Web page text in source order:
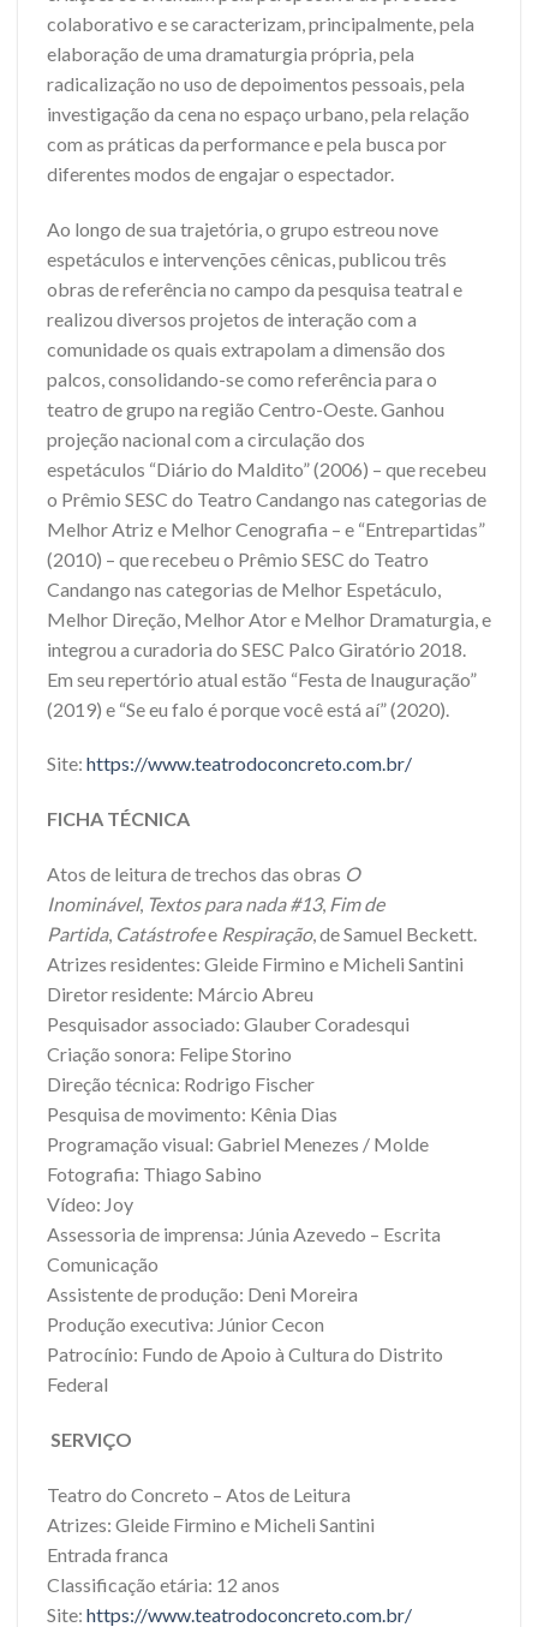
colaborativo e se caracterizam, principalmente, pela
elaboração de uma dramaturgia própria, pela
radicalização no uso de depoimentos pessoais, pela
investigação da cena no espaço urbano, pela relação
com as práticas da performance e pela busca por
diferentes modos de engajar o espectador.
Ao longo de sua trajetória, o grupo estreou nove
espetáculos e intervenções cênicas, publicou três
obras de referência no campo da pesquisa teatral e
realizou diversos projetos de interação com a
comunidade os quais extrapolam a dimensão dos
palcos, consolidando-se como referência para o
teatro de grupo na região Centro-Oeste. Ganhou
projeção nacional com a circulação dos
espetáculos “Diário do Maldito” (2006) – que recebeu
o Prêmio SESC do Teatro Candango nas categorias de
Melhor Atriz e Melhor Cenografia – e “Entrepartidas”
(2010) – que recebeu o Prêmio SESC do Teatro
Candango nas categorias de Melhor Espetáculo,
Melhor Direção, Melhor Ator e Melhor Dramaturgia, e
integrou a curadoria do SESC Palco Giratório 2018.
Em seu repertório atual estão “Festa de Inauguração”
(2019) e “Se eu falo é porque você está aí” (2020).
Site: https://www.teatrodoconcreto.com.br/
FICHA TÉCNICA
Atos de leitura de trechos das obras O
Inominável, Textos para nada #13, Fim de
Partida, Catástrofee Respiração, de Samuel Beckett.
Atrizes residentes: Gleide Firmino e Micheli Santini
Diretor residente: Márcio Abreu
Pesquisador associado: Glauber Coradesqui
Criação sonora: Felipe Storino
Direção técnica: Rodrigo Fischer
Pesquisa de movimento: Kênia Dias
Programação visual: Gabriel Menezes / Molde
Fotografia: Thiago Sabino
Vídeo: Joy
Assessoria de imprensa: Júnia Azevedo – Escrita
Comunicação
Assistente de produção: Deni Moreira
Produção executiva: Júnior Cecon
Patrocínio: Fundo de Apoio à Cultura do Distrito
Federal
SERVIÇO
Teatro do Concreto – Atos de Leitura
Atrizes: Gleide Firmino e Micheli Santini
Entrada franca
Classificação etária: 12 anos
Site: https://www.teatrodoconcreto. com.br/